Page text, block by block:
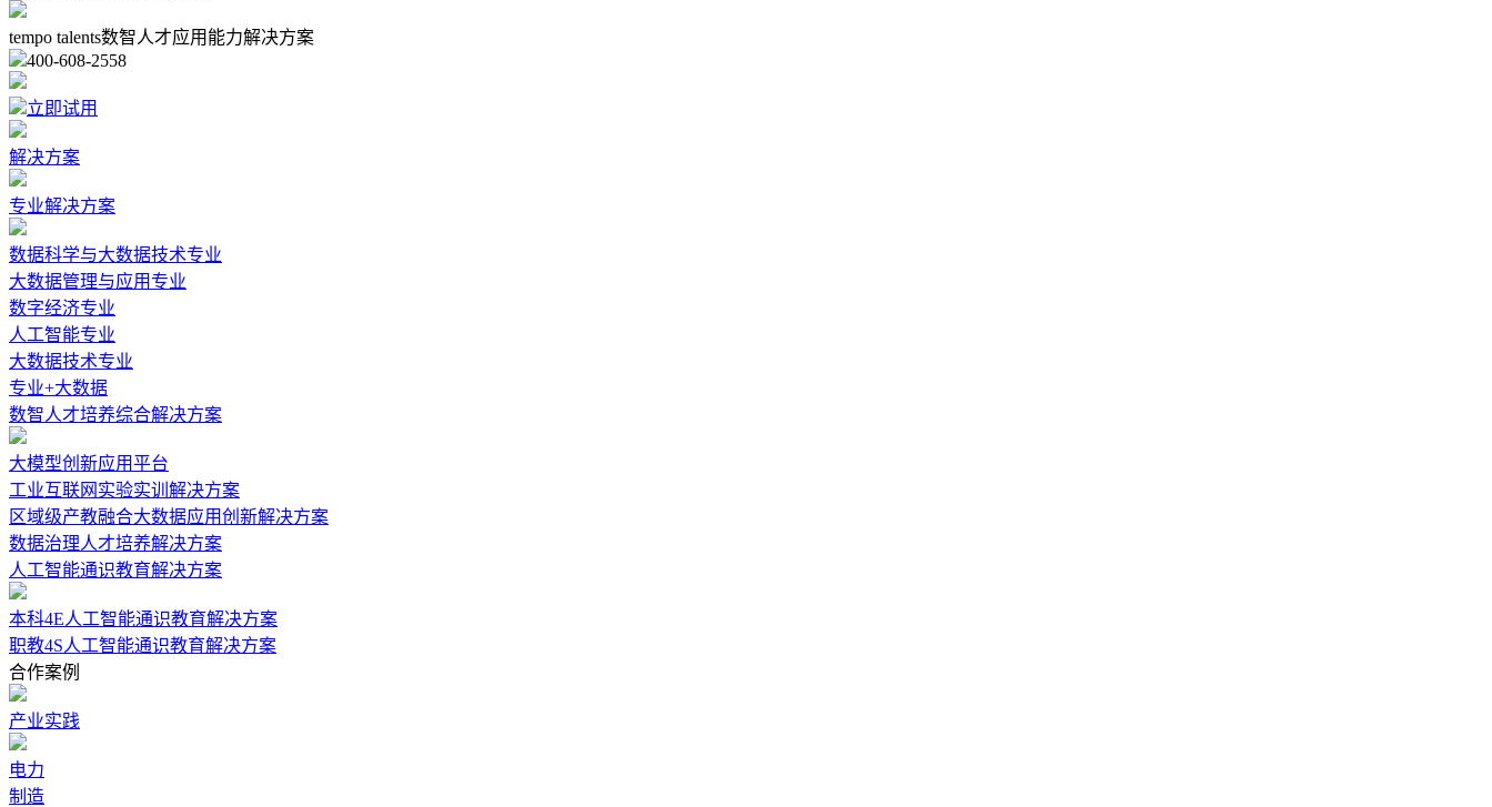
tempo talents数智人才应用能力解决方案
400-608-2558
立即试用
解决方案
专业解决方案
数据科学与大数据技术专业
大数据管理与应用专业
数字经济专业
人工智能专业
大数据技术专业
专业+大数据
数智人才培养综合解决方案
大模型创新应用平台
工业互联网实验实训解决方案
区域级产教融合大数据应用创新解决方案
数据治理人才培养解决方案
人工智能通识教育解决方案
本科4E人工智能通识教育解决方案
职教4S人工智能通识教育解决方案
合作案例
产业实践
电力
制造